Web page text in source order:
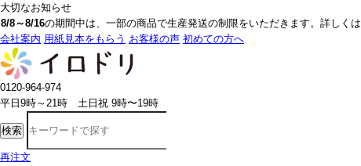
大切なお知らせ
8/8～8/16の期間中は、一部の商品で生産発送の制限をいただきます。詳しくは
会社案内 用紙見本をもらう お客様の声 初めての方へ
0120-964-974
平日9時～21時 土日祝 9時〜19時
検索
再注文